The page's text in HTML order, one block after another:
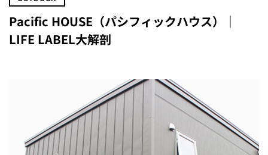
Pacific HOUSE（パシフィックハウス）｜
LIFE LABEL大解剖